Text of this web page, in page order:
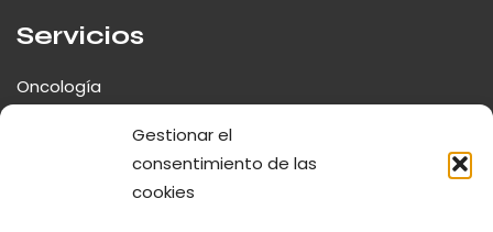
Gestionar el
consentimiento de las
cookies
Servicios
Oncología
Neurología y Cirugía Espinal
Traumatología y Ortopedia